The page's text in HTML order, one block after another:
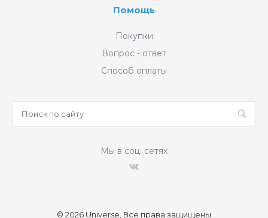
Помощь
Покупки
Вопрос - ответ
Способ оплаты
Мы в соц. сетях
© 2026 Universe, Все права защищены